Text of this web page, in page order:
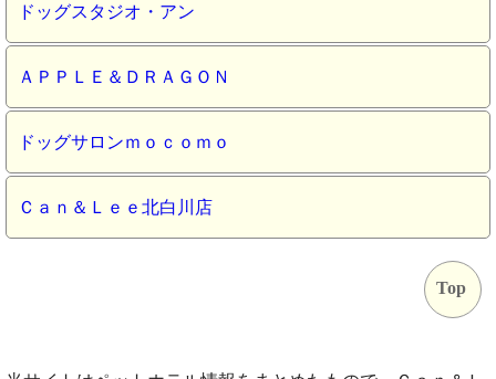
ドッグスタジオ・アン
ＡＰＰＬＥ＆ＤＲＡＧＯＮ
ドッグサロンｍｏｃｏｍｏ
Ｃａｎ＆Ｌｅｅ北白川店
Top